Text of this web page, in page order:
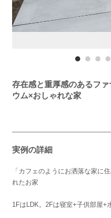
存在感と重厚感のあるフ
ウム×おしゃれな家
実例の詳細
「カフェのようにお洒落な家に
れたお家
1FはLDK。2Fは寝室+子供部屋+